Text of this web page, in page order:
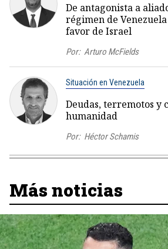
De antagonista a
régimen de
favor de Israel
Por: Arturo McFields
Situación en Venezuela
Deudas, terremotos y
humanidad
Por: Héctor Schamis
Más noticias